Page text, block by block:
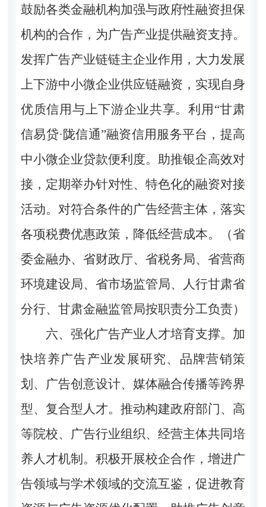
鼓励各类金融机构加强与政府性融资担保
机构的合作，为广告产业提供融资支持。
发挥广告产业链链主企业作用，大力发展
上下游中小微企业供应链融资，实现自身
优质信用与上下游企业共享。利用“甘肃
信易贷·陇信通”融资信用服务平台，提高
中小微企业贷款便利度。助推银企高效对
接，定期举办针对性、特色化的融资对接
活动。对符合条件的广告经营主体，落实
各项税费优惠政策，降低经营成本。（省
委金融办、省财政厅、省税务局、省营商
环境建设局、省市场监管局、人行甘肃省
分行、甘肃金融监管局按职责分工负责）
六、强化广告产业人才培育支撑。 加
快培养广告产业发展研究、品牌营销策
划、广告创意设计、媒体融合传播等跨界
型、复合型人才。推动构建政府部门、高
等院校、广告行业组织、经营主体共同培
养人才机制。积极开展校企合作，增进广
告领域与学术领域的交流互鉴，促进教育